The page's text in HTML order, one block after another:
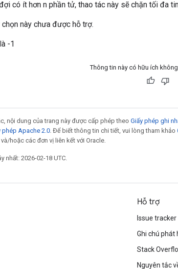
có ít hơn n phần tử, thao tác này sẽ chặn tối đa
chọn này chưa được hỗ trợ.
-1
Thông tin này có hữu ích
nội dung của trang này được cấp phép theo Giấy phép ghi
phép Apache 2.0 . Để biết thông tin chi tiết, vui lòng tham khảo
hoặc các đơn vị liên kết với Oracle.
nhất: 2026-02-18 UTC.
Hỗ trợ
Issue tracker
Ghi chú phát
Stack
Nguyên tắc